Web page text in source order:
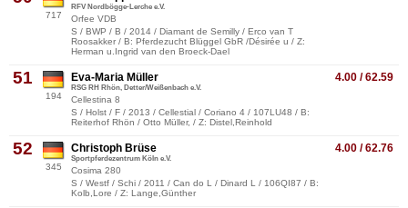
717
RFV Nordbögge-Lerche e.V.
Orfee VDB
S / BWP / B / 2014 / Diamant de Semilly / Erco van T
Roosakker / B: Pferdezucht Blüggel GbR /Désirée u / Z:
Herman u.Ingrid van den Broeck-Dael
51
194
4.00 / 62.59
Eva-Maria Müller
RSG RH Rhön, Detter/Weißenbach e.V.
Cellestina 8
S / Holst / F / 2013 / Cellestial / Coriano 4 / 107LU48 / B:
Reiterhof Rhön / Otto Müller, / Z: Distel,Reinhold
52
345
4.00 / 62.76
Christoph Brüse
Sportpferdezentrum Köln e.V.
Cosima 280
S / Westf / Schi / 2011 / Can do L / Dinard L / 106QI87 / B:
Kolb,Lore / Z: Lange,Günther